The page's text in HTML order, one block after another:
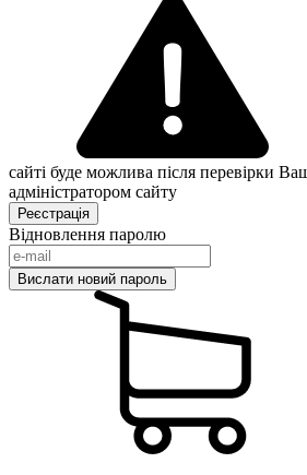
сайті буде можлива після перевірки
адміністратором сайту
Відновлення паролю